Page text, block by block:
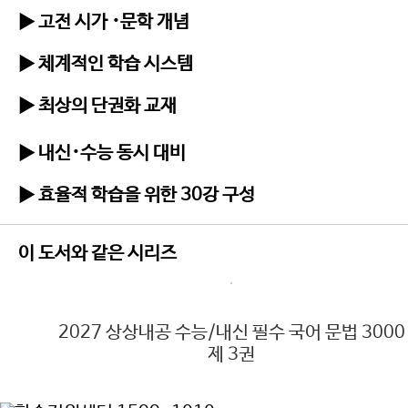
▶ 고전 시가 ･문학 개념
▶ 체계적인 학습 시스템
▶ 최상의 단권화 교재
▶ 내신･수능 동시 대비
▶ 효율적 학습을 위한 30강 구성
이 도서와 같은 시리즈
2027 상상내공 수능/내신 필수 국어 문법 3000
제 3권